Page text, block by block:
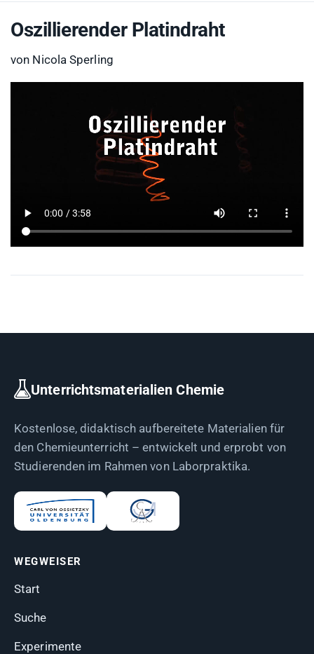
Oszillierender Platindraht
von Nicola Sperling
Unterrichtsmaterialien Chemie
Kostenlose, didaktisch aufbereitete Materialien für
den Chemieunterricht – entwickelt und erprobt von
Studierenden im Rahmen von Laborpraktika.
WEGWEISER
Start
Suche
Experimente